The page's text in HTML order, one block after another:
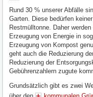
Rund 30 % unserer Abfälle
Garten. Diese bedürfen
Restmülltonne. Daher
Erzeugung von Energie in
Erzeugung von Kompost
geht auch die Reduzierung
Reduzierung der
Gebührenzahlern zugute
Grundsätzlich gibt es zwei